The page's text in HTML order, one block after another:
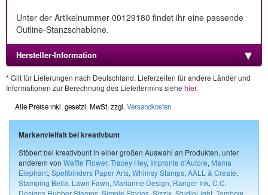
Unter der Artikelnummer 00129180 findet ihr eine passende
Outline-Stanzschablone.
Hersteller-Information
* Gilt für Lieferungen nach Deutschland. Lieferzeiten für andere Länder und
Informationen zur Berechnung des Liefertermins siehe hier.
Alle Preise inkl. gesetzl. MwSt, zzgl. Versandkosten.
Markenvielfalt bei kreativbunt
Stöbert bei kreativbunt in einer großen Auswahl an Produkten, unter
anderem von Waffle Flower, Tracey Hey, Impronte d'Autore, Mama
Elephant, Spellbinders Paper Arts, Whimsy Stamps, AALL & Create,
Stamping Bella, Lawn Fawn, Marianne Design, Ranger Ink, C.C.
Designs Rubber Stamps, Simple Stories, Sizzix, StudioLight, Tombow,